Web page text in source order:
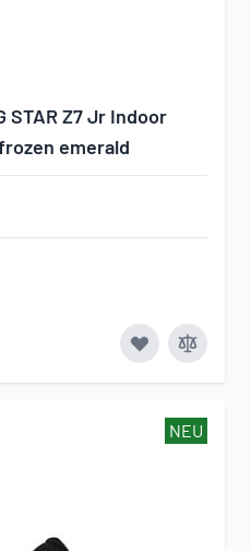
STAR Z7 Jr Indoor
emerald
NEU